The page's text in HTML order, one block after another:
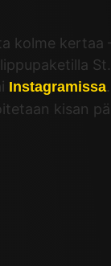
kolme kertaa
Instagramissa
kisan